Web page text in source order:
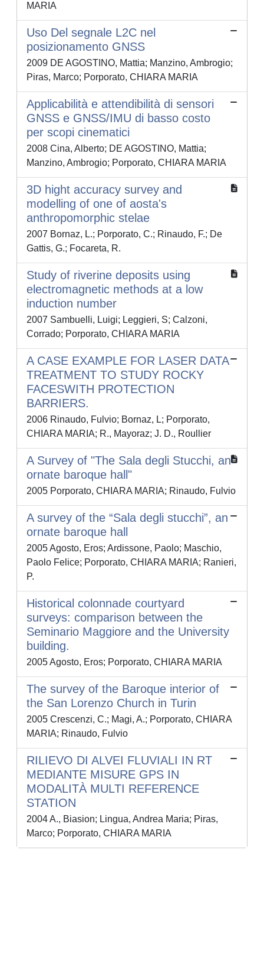
MARIA
Uso Del segnale L2C nel
posizionamento GNSS
2009 DE AGOSTINO, Mattia; Manzino, Ambrogio;
Piras, Marco; Porporato, CHIARA MARIA
Applicabilità e attendibilità di sensori
GNSS e GNSS/IMU di basso costo
per scopi cinematici
2008 Cina, Alberto; DE AGOSTINO, Mattia;
Manzino, Ambrogio; Porporato, CHIARA MARIA
3D hight accuracy survey and
modelling of one of aosta's
anthropomorphic stelae
2007 Bornaz, L.; Porporato, C.; Rinaudo, F.; De
Gattis, G.; Focareta, R.
Study of riverine deposits using
electromagnetic methods at a low
induction number
2007 Sambuelli, Luigi; Leggieri, S; Calzoni,
Corrado; Porporato, CHIARA MARIA
A CASE EXAMPLE FOR LASER DATA
TREATMENT TO STUDY ROCKY
FACESWITH PROTECTION
BARRIERS.
2006 Rinaudo, Fulvio; Bornaz, L; Porporato,
CHIARA MARIA; R., Mayoraz; J. D., Roullier
A Survey of "The Sala degli Stucchi, an
ornate baroque hall"
2005 Porporato, CHIARA MARIA; Rinaudo, Fulvio
A survey of the “Sala degli stucchi”, an
ornate baroque hall
2005 Agosto, Eros; Ardissone, Paolo; Maschio,
Paolo Felice; Porporato, CHIARA MARIA; Ranieri,
P.
Historical colonnade courtyard
surveys: comparison between the
Seminario Maggiore and the University
building.
2005 Agosto, Eros; Porporato, CHIARA MARIA
The survey of the Baroque interior of
the San Lorenzo Church in Turin
2005 Crescenzi, C.; Magi, A.; Porporato, CHIARA
MARIA; Rinaudo, Fulvio
RILIEVO DI ALVEI FLUVIALI IN RT
MEDIANTE MISURE GPS IN
MODALITÀ MULTI REFERENCE
STATION
2004 A., Biasion; Lingua, Andrea Maria; Piras,
Marco; Porporato, CHIARA MARIA